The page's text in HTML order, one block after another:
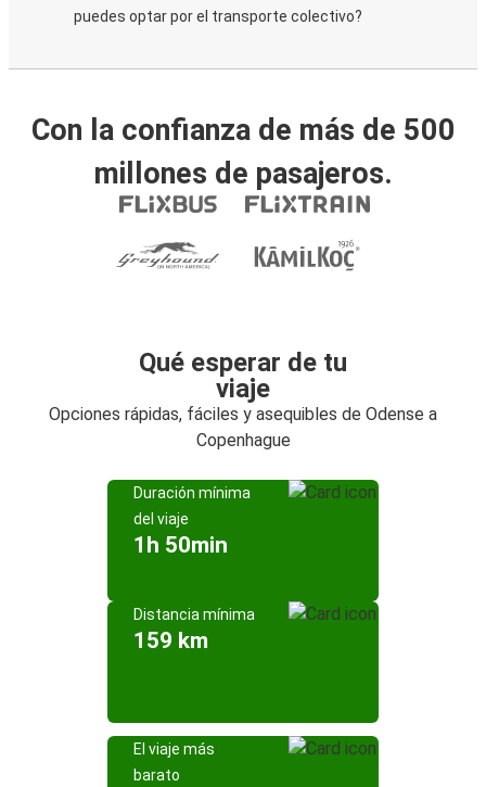
puedes optar por el transporte colectivo?
Con la confianza de más de 500
millones de pasajeros.
Qué esperar de tu
viaje
Opciones rápidas, fáciles y asequibles de Odense a
Copenhague
Duración mínima
del viaje
1h 50min
Distancia mínima
159 km
El viaje más
barato